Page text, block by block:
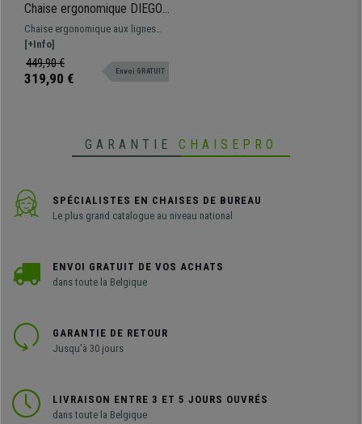
Chaise ergonomique DIEGO,
Rembourrage Épais,
Mécanisme Synchrone, en
Tissu Bordeaux
Chaise ergonomique aux lignes
épurées et modernes. Il s’agit d’un
modèle confortable et de qualité,
idéal pour une utilisation intensive
[+Info]
449,90 €
319,90 € Envoi GRATUIT
GARANTIE CHAISEPRO
SPÉCIALISTES EN CHAISES DE BUREAU
Le plus grand catalogue au niveau national
ENVOI GRATUIT DE VOS ACHATS
dans toute la Belgique
GARANTIE DE RETOUR
Jusqu'à 30 jours
LIVRAISON ENTRE 3 ET 5 JOURS OUVRÉS
dans toute la Belgique